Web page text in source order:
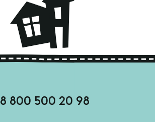
8 800 500 20 98